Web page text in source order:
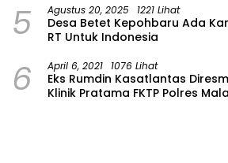
5 Agustus 20, 2025 1221 Lihat
Desa Betet Kepohbaru Ada
RT Untuk Indonesia
6 April 6, 2021 1076 Lihat
Eks Rumdin Kasatlantas
Klinik Pratama FKTP Polres